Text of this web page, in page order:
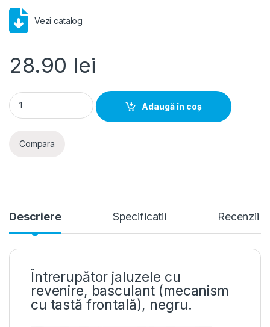
Vezi catalog
28.90 lei
Lumina Soul- Intrerupator jaluzele cu revenire, basculant
Adaugă în coș
Compara
Descriere Specificatii Recenzii
Întrerupător jaluzele cu
revenire, basculant (mecanism
cu tastă frontală), negru.